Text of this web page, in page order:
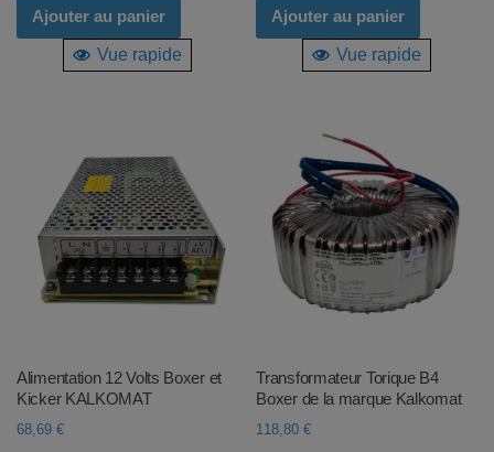
Ajouter au panier
Vue rapide
Ajouter au panier
Vue rapide
Alimentation 12 Volts Boxer et
Kicker KALKOMAT
68,69 €
Transformateur Torique B4
Boxer de la marque Kalkomat
118,80€